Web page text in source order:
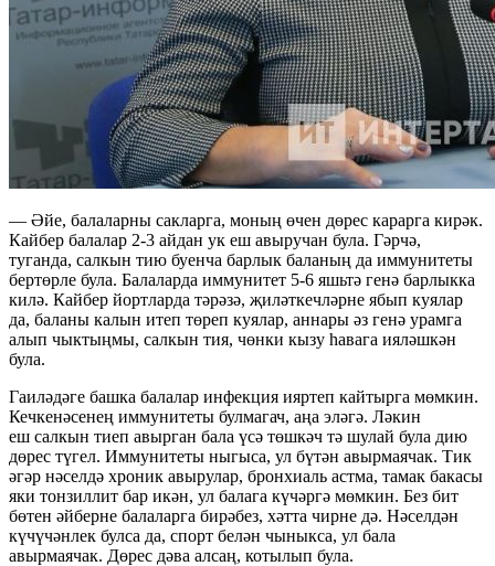
— Әйе, балаларны сакларга, моның өчен дөрес карарга кирәк.
Кайбер балалар 2-3 айдан ук еш авыручан була. Гәрчә,
туганда, салкын тию буенча барлык баланың да иммунитеты
бертөрле була. Балаларда иммунитет 5-6 яшьтә генә барлыкка
килә. Кайбер йортларда тәрәзә, җиләткечләрне ябып куялар
да, баланы калын итеп төреп куялар, аннары әз генә урамга
алып чыктыңмы, салкын тия, чөнки кызу һавага ияләшкән
була.
Гаиләдәге башка балалар инфекция ияртеп кайтырга мөмкин.
Кечкенәсенең иммунитеты булмагач, аңа эләгә. Ләкин
еш салкын тиеп авырган бала үсә төшкәч тә шулай була дию
дөрес түгел. Иммунитеты ныгыса, ул бүтән авырмаячак. Тик
әгәр нәселдә хроник авырулар, бронхиаль астма, тамак бакасы
яки тонзиллит бар икән, ул балага күчәргә мөмкин. Без бит
бөтен әйберне балаларга бирәбез, хәтта чирне дә. Нәселдән
күчүчәнлек булса да, спорт белән чыныкса, ул бала
авырмаячак. Дөрес дәва алсаң, котылып була.